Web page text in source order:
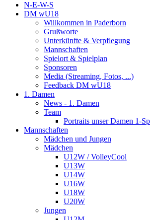
N-E-W-S
DM wU18
Willkommen in Paderborn
Grußworte
Unterkünfte & Verpflegung
Mannschaften
Spielort & Spielplan
Sponsoren
Media (Streaming, Fotos, ...)
Feedback DM wU18
1. Damen
News - 1. Damen
Team
Portraits unser Damen 1-
Mannschaften
Mädchen und Jungen
Mädchen
U12W / VolleyCool
U13W
U14W
U16W
U18W
U20W
Jungen